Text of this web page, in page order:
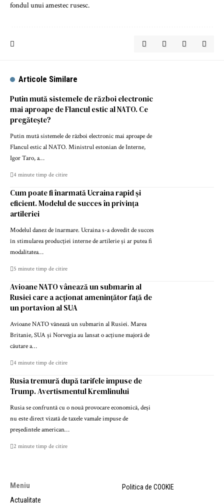
fondul unui amestec rusesc.
Articole Similare
Putin mută sistemele de război electronic
mai aproape de Flancul estic al NATO. Ce
pregătește?
Putin mută sistemele de război electronic mai aproape de
Flancul estic al NATO. Ministrul estonian de Interne,
Igor Taro, a…
4 minute timp de citire
Cum poate fi înarmată Ucraina rapid și
eficient. Modelul de succes în privința
artileriei
Modelul danez de înarmare. Ucraina s-a dovedit de succes
în stimularea producției interne de artilerie și ar putea fi
modalitatea…
5 minute timp de citire
Avioane NATO vânează un submarin al
Rusiei care a acționat amenințător față de
un portavion al SUA
Avioane NATO vânează un submarin al Rusiei. Marea
Britanie, SUA și Norvegia au lansat o acțiune majoră de
căutare a…
4 minute timp de citire
Rusia tremură după tarifele impuse de
Trump. Avertismentul Kremlinului
Rusia se confruntă cu o nouă provocare economică, deși
nu este direct vizată de taxele vamale impuse de
președintele american…
2 minute timp de citire
Meniu
Actualitate
Politica de COOKIE